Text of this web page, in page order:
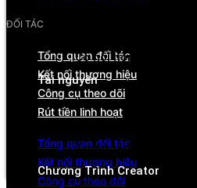
Cơ hội hợp tác & hỗ trợ
Tài nguyên
Blog
Trung tâm trợ giúp
Chương Trình Creator
ĐỐI TÁC
Tổng quan đối tác
Kết nối thương hiệu
Công cụ theo dõi
Rút tiền linh hoạt
Tổng quan đối tác
Kết nối thương hiệu
Công cụ theo dõi